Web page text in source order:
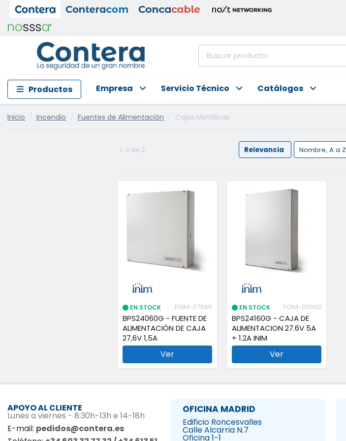
Productos Empresa Servicio Técnico Catálogos
Inicio Incendio Fuentes de Alimentación Cajas Metálicas
1-2 de 2 Relevancia Nombre, A a Z
EN STOCK FGIM-07966
BPS24060G - FUENTE DE
ALIMENTACIÓN DE CAJA
27,6V 1,5A
Ver
EN STOCK FGIM-00060
BPS24160G - CAJA DE
ALIMENTACION 27.6V 5A
+ 1.2A INIM
Ver
APOYO AL CLIENTE
Lunes a viernes - 8:30h-13h e 14-18h
E-mail: pedidos@contera.es
OFICINA MADRID
Edificio Roncesvalles
Calle Alcarria N.7
Oficina 1-1